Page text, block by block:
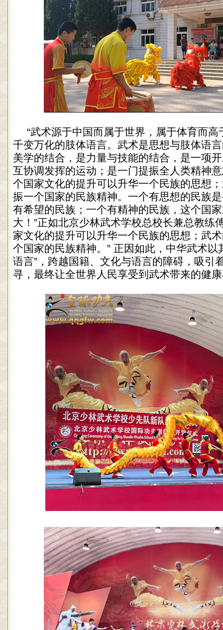
“武术源于中国而属于世界，属于体育而
千变万化的肢体语言。武术是思想与肢体语
美学的结合，是力量与技能的结合，是一项
互协调发挥的运动；是一门提振全人类精神
个国家文化的提升可以升华一个民族的思想
振一个国家的民族精神。一个有思想的民族
有希望的民族；一个有精神的民族，这个国
大！”正如北京少林武术学校总校长兼总教练
家文化的提升可以升华一个民族的思想；武
个国家的民族精神。” 正因如此，中华武术以
语言”，跨越国籍、文化与语言的障碍，吸引
寻，最终让全世界人民享受到武术带来的健